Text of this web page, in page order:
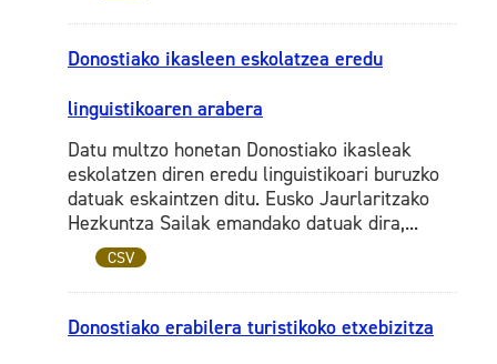
Donostiako ikasleen eskolatzea eredu
linguistikoaren arabera
Datu multzo honetan Donostiako ikasleak
eskolatzen diren eredu linguistikoari buruzko
datuak eskaintzen ditu. Eusko Jaurlaritzako
Hezkuntza Sailak emandako datuak dira,...
CSV
Donostiako erabilera turistikoko etxebizitza